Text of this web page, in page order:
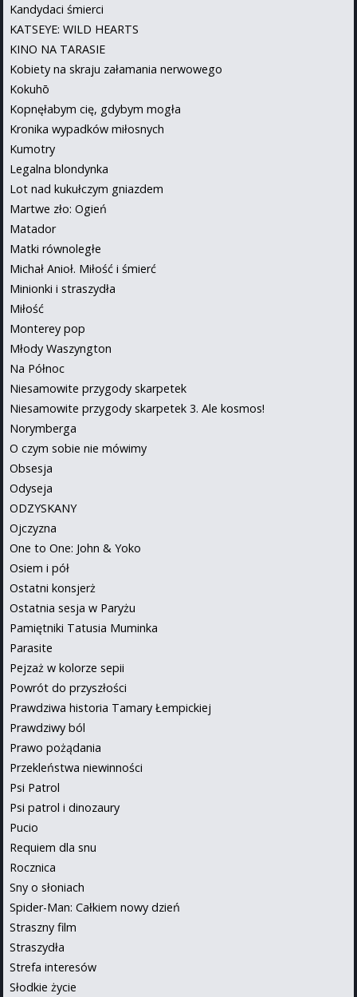
Kandydaci śmierci
KATSEYE: WILD HEARTS
KINO NA TARASIE
Kobiety na skraju załamania nerwowego
Kokuhō
Kopnęłabym cię, gdybym mogła
Kronika wypadków miłosnych
Kumotry
Legalna blondynka
Lot nad kukułczym gniazdem
Martwe zło: Ogień
Matador
Matki równoległe
Michał Anioł. Miłość i śmierć
Minionki i straszydła
Miłość
Monterey pop
Młody Waszyngton
Na Północ
Niesamowite przygody skarpetek
Niesamowite przygody skarpetek 3. Ale kosmos!
Norymberga
O czym sobie nie mówimy
Obsesja
Odyseja
ODZYSKANY
Ojczyzna
One to One: John & Yoko
Osiem i pół
Ostatni konsjerż
Ostatnia sesja w Paryżu
Pamiętniki Tatusia Muminka
Parasite
Pejzaż w kolorze sepii
Powrót do przyszłości
Prawdziwa historia Tamary Łempickiej
Prawdziwy ból
Prawo pożądania
Przekleństwa niewinności
Psi Patrol
Psi patrol i dinozaury
Pucio
Requiem dla snu
Rocznica
Sny o słoniach
Spider-Man: Całkiem nowy dzień
Straszny film
Straszydła
Strefa interesów
Słodkie życie